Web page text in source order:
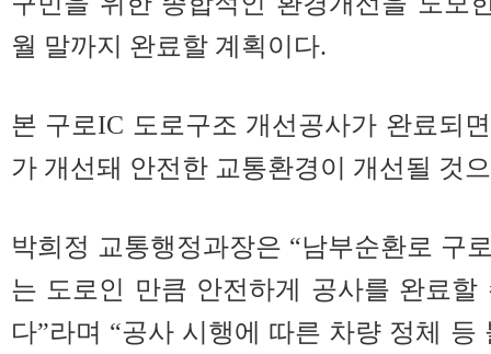
월 말까지 완료할 계획이다.
본 구로IC 도로구조 개선공사가 완료되
가 개선돼 안전한 교통환경이 개선될 것
박희정 교통행정과장은 “남부순환로 구
는 도로인 만큼 안전하게 공사를 완료
다”라며 “공사 시행에 따른 차량 정체